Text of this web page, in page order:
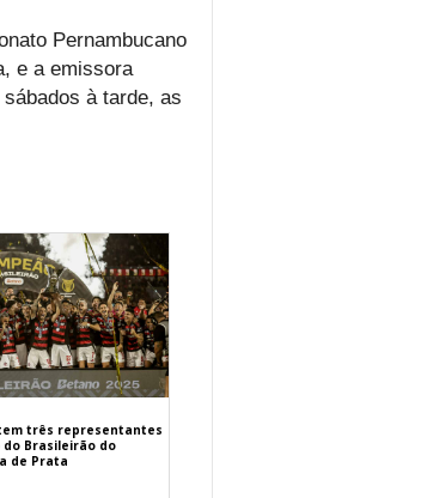
Pernambucano
e a emissora
à tarde, as
três representantes
do Brasileirão do
de Prata